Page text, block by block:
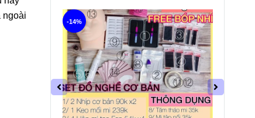
ngoài
-14%